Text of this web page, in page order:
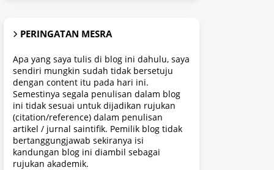
PERINGATAN MESRA
Apa yang saya tulis di blog ini dahulu, saya
sendiri mungkin sudah tidak bersetuju
dengan content itu pada hari ini.
Semestinya segala penulisan dalam blog
ini tidak sesuai untuk dijadikan rujukan
(citation/reference) dalam penulisan
artikel / jurnal saintifik. Pemilik blog tidak
bertanggungjawab sekiranya isi
kandungan blog ini diambil sebagai
rujukan akademik.